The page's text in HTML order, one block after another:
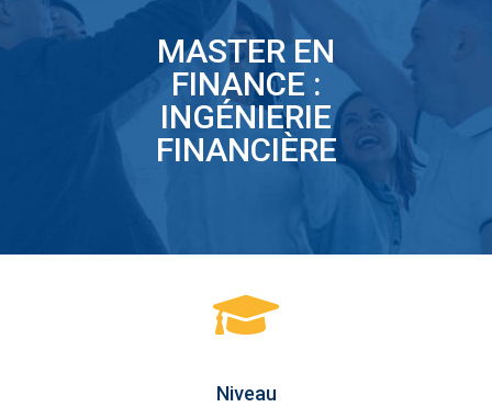
MASTER EN
FINANCE :
INGÉNIERIE
FINANCIÈRE
Niveau